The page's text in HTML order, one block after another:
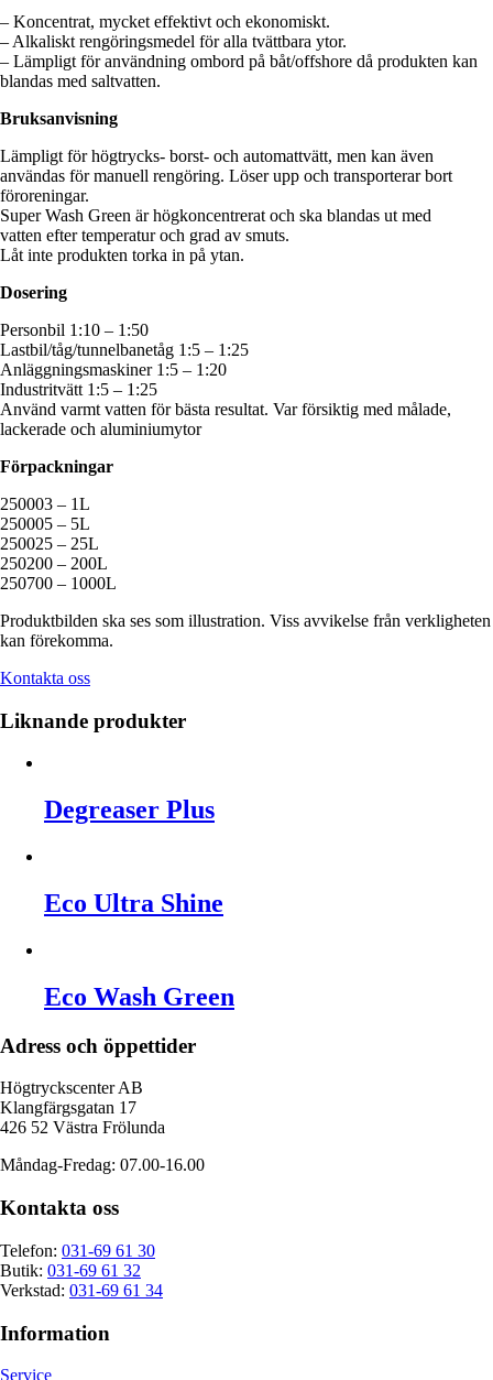
– Koncentrat, mycket effektivt och ekonomiskt.
– Alkaliskt rengöringsmedel för alla tvättbara ytor.
– Lämpligt för användning ombord på båt/offshore då produkten kan
blandas med saltvatten.
Bruksanvisning
Lämpligt för högtrycks- borst- och automattvätt, men kan även
användas för manuell rengöring. Löser upp och transporterar bort
föroreningar.
Super Wash Green är högkoncentrerat och ska blandas ut med
vatten efter temperatur och grad av smuts.
Låt inte produkten torka in på ytan.
Dosering
Personbil 1:10 – 1:50
Lastbil/tåg/tunnelbanetåg 1:5 – 1:25
Anläggningsmaskiner 1:5 – 1:20
Industritvätt 1:5 – 1:25
Använd varmt vatten för bästa resultat. Var försiktig med målade,
lackerade och aluminiumytor
Förpackningar
250003 – 1L
250005 – 5L
250025 – 25L
250200 – 200L
250700 – 1000L
Produktbilden ska ses som illustration. Viss avvikelse från verkligheten
kan förekomma.
Kontakta oss
Liknande produkter
Degreaser Plus
Eco Ultra Shine
Eco Wash Green
Adress och öppettider
Högtryckscenter AB
Klangfärgsgatan 17
426 52 Västra Frölunda
Måndag-Fredag: 07.00-16.00
Kontakta oss
Telefon: 031-69 61 30
Butik: 031-69 61 32
Verkstad: 031-69 61 34
Information
Service